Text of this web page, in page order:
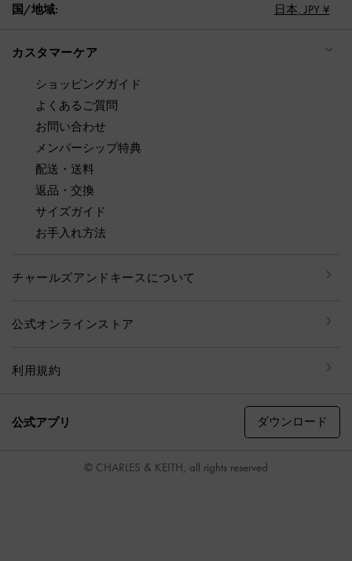
国/地域: 日本, JPY ¥
カスタマーケア
ショッピングガイド
よくあるご質問
お問い合わせ
メンバーシップ特典
配送・送料
返品・交換
サイズガイド
お手入れ方法
チャールズアンドキースについて
公式オンラインストア
利用規約
公式アプリ ダウンロード
© CHARLES & KEITH, all rights reserved